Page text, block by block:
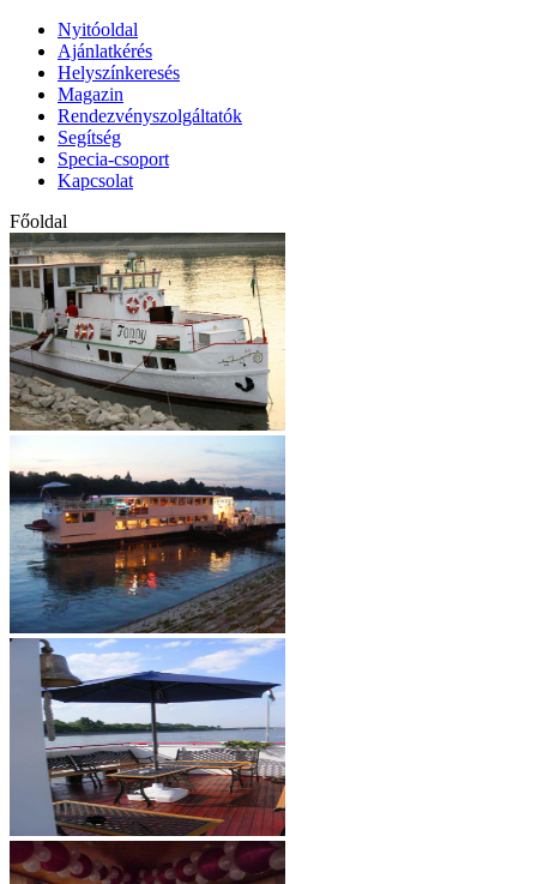
Nyitóoldal
Ajánlatkérés
Helyszínkeresés
Magazin
Rendezvényszolgáltatók
Segítség
Specia-csoport
Kapcsolat
Főoldal